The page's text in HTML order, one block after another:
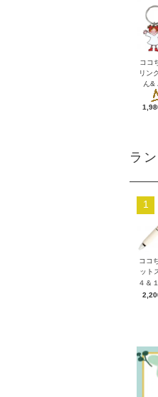
ココ
リン
ん&
ラ
1
ココ
ット
４＆１